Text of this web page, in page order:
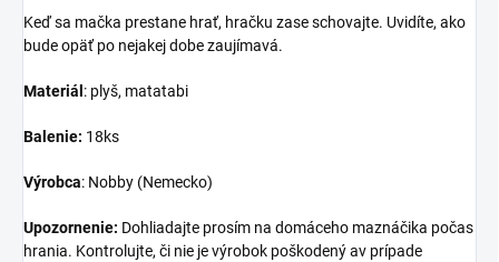
Keď sa mačka prestane hrať, hračku zase schovajte. Uvidíte, ako
bude opäť po nejakej dobe zaujímavá.
Materiál : plyš, matatabi
Balenie: 18ks
Výrobca: Nobby (Nemecko)
Upozornenie: Dohliadajte prosím na domáceho maznáčika počas
hrania. Kontrolujte, či nie je výrobok poškodený av prípade